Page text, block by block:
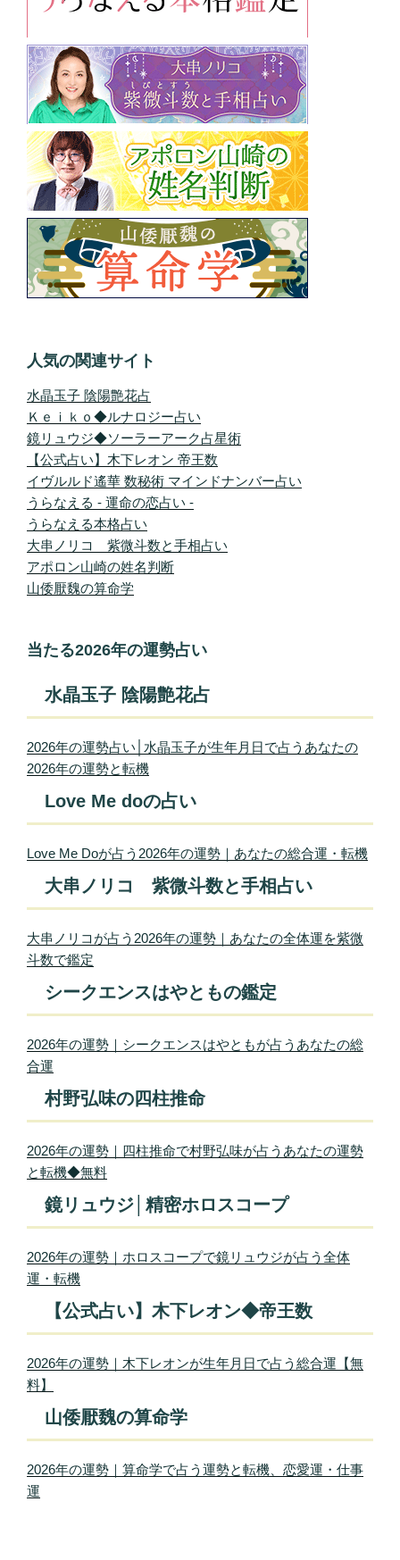
人気の関連サイト
水晶玉子 陰陽艶花占
Ｋｅｉｋｏ◆ルナロジー占い
鏡リュウジ◆ソーラーアーク占星術
【公式占い】木下レオン 帝王数
イヴルルド遙華 数秘術 マインドナンバー占い
うらなえる - 運命の恋占い -
うらなえる本格占い
大串ノリコ 紫微斗数と手相占い
アポロン山崎の姓名判断
山倭厭魏の算命学
当たる2026年の運勢占い
水晶玉子 陰陽艶花占
2026年の運勢占い│水晶玉子が生年月日で占うあなたの
2026年の運勢と転機
Love Me doの占い
Love Me Doが占う2026年の運勢｜あなたの総合運・転機
大串ノリコ 紫微斗数と手相占い
大串ノリコが占う2026年の運勢｜あなたの全体運を紫微
斗数で鑑定
シークエンスはやともの鑑定
2026年の運勢｜シークエンスはやともが占うあなたの総
合運
村野弘味の四柱推命
2026年の運勢｜四柱推命で村野弘味が占うあなたの運勢
と転機◆無料
鏡リュウジ│精密ホロスコープ
2026年の運勢｜ホロスコープで鏡リュウジが占う全体
運・転機
【公式占い】木下レオン◆帝王数
2026年の運勢｜木下レオンが生年月日で占う総合運【無
料】
山倭厭魏の算命学
2026年の運勢｜算命学で占う運勢と転機、恋愛運・仕事
運